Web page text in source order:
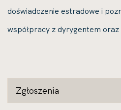
doświadczenie estradowe i
współpracy z dyrygentem
Zgłoszenia